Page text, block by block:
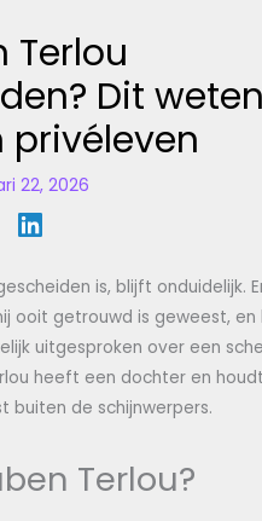
Terlou
Dit
privéleven
22, 2026
is, blijft onduidelijk.
ooit getrouwd is geweest, en
uitgesproken over een
heeft een dochter en
buiten de schijnwerpers.
Terlou?